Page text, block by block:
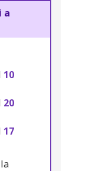
a
10
20
17